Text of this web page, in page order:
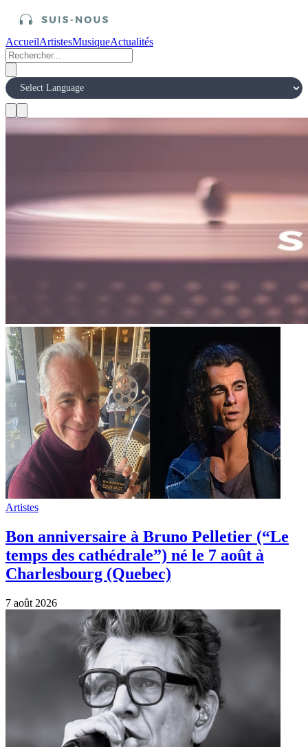
AccueilArtistesMusiqueActualités
Artistes
Bon anniversaire à Bruno Pelletier (“Le
temps des cathédrale”) né le 7 août à
Charlesbourg (Quebec)
7 août 2026